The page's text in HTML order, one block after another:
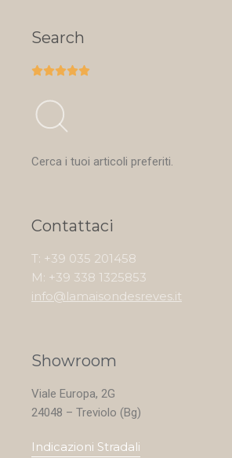
Search

Cerca i tuoi articoli preferiti.
Contattaci
T: +39 035 201458
M: +39 338 1325853
info@lamaisondesreves.it
Showroom
Viale Europa, 2G
24048 – Treviolo (Bg)
Indicazioni Stradali